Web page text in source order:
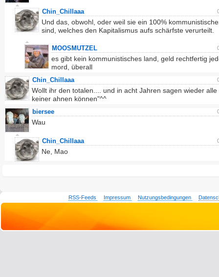
Chin_Chillaaa
Und das, obwohl, oder weil sie ein 100%
sind, welches den Kapitalismus aufs schärfste verurteilt.
MOOSMUTZEL
es gibt kein kommunistisches land, geld rechtfertig
mord, überall
Chin_Chillaaa
Wollt ihr den totalen.... und in acht Jahren sagen wieder alle
keiner ahnen können"^^
biersee
Wau
Chin_Chillaaa
Ne, Mao
RSS-Feeds Impressum Nutzungsbedingungen